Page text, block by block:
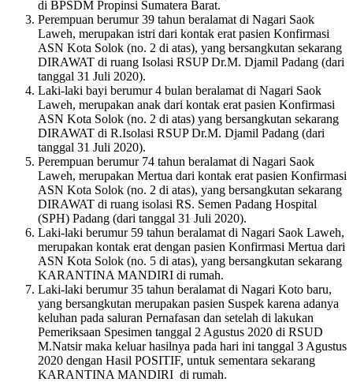
di BPSDM Propinsi Sumatera Barat.
Perempuan berumur 39 tahun beralamat di Nagari Saok
Laweh, merupakan istri dari kontak erat pasien Konfirmasi
ASN Kota Solok (no. 2 di atas), yang bersangkutan sekarang
DIRAWAT di ruang Isolasi RSUP Dr.M. Djamil Padang (dari
tanggal 31 Juli 2020).
Laki-laki bayi berumur 4 bulan beralamat di Nagari Saok
Laweh, merupakan anak dari kontak erat pasien Konfirmasi
ASN Kota Solok (no. 2 di atas) yang bersangkutan sekarang
DIRAWAT di R.Isolasi RSUP Dr.M. Djamil Padang (dari
tanggal 31 Juli 2020).
Perempuan berumur 74 tahun beralamat di Nagari Saok
Laweh, merupakan Mertua dari kontak erat pasien Konfirmasi
ASN Kota Solok (no. 2 di atas), yang bersangkutan sekarang
DIRAWAT di ruang isolasi RS. Semen Padang Hospital
(SPH) Padang (dari tanggal 31 Juli 2020).
Laki-laki berumur 59 tahun beralamat di Nagari Saok Laweh,
merupakan kontak erat dengan pasien Konfirmasi Mertua dari
ASN Kota Solok (no. 5 di atas), yang bersangkutan sekarang
KARANTINA MANDIRI di rumah.
Laki-laki berumur 35 tahun beralamat di Nagari Koto baru,
yang bersangkutan merupakan pasien Suspek karena adanya
keluhan pada saluran Pernafasan dan setelah di lakukan
Pemeriksaan Spesimen tanggal 2 Agustus 2020 di RSUD
M.Natsir maka keluar hasilnya pada hari ini tanggal 3 Agustus
2020 dengan Hasil POSITIF, untuk sementara sekarang
KARANTINA MANDIRI di rumah.